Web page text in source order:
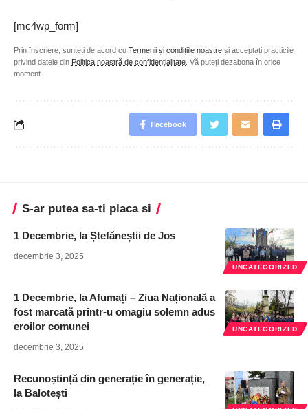
[mc4wp_form]
Prin înscriere, sunteți de acord cu Termenii și condițiile noastre și acceptați practicile
privind datele din Politica noastră de confidențialitate . Vă puteți dezabona în orice
moment.
Facebook
S-ar putea sa-ti placa si
UNCATEGORIZED
1 Decembrie, la Ștefăneștii de Jos
decembrie 3, 2025
UNCATEGORIZED
1 Decembrie, la Afumați – Ziua Națională a
fost marcată printr-u omagiu solemn adus
eroilor comunei
decembrie 3, 2025
Recunoștință din generație în generație,
la Balotești